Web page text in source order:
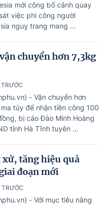
mới công bố cảnh quay
việc phi công người
nguỵ trang mang ...
chuyển hơn 7,3kg
TRƯỚC
- Vận chuyển hơn
túy để nhận tiền công 100
bị cáo Đào Minh Hoàng
tỉnh Hà Tĩnh tuyên ...
xử, tăng hiệu quả
đoạn mới
TRƯỚC
- Với mục tiêu nâng